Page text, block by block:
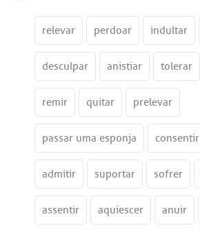
relevar perdoar indultar
desculpar anistiar tolerar
remir quitar prelevar
passar uma esponja consentir
admitir suportar sofrer
assentir aquiescer anuir